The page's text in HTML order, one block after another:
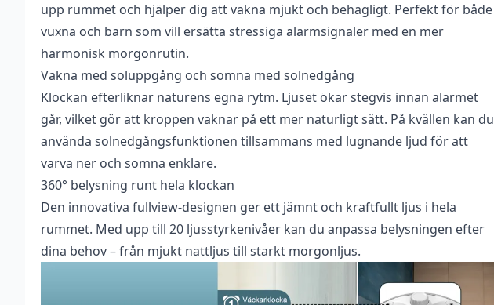
upp rummet och hjälper dig att vakna mjukt och behagligt. Perfekt för både
vuxna och barn som vill ersätta stressiga alarmsignaler med en mer
harmonisk morgonrutin.
Vakna med soluppgång och somna med solnedgång
Klockan efterliknar naturens egna rytm. Ljuset ökar stegvis innan alarmet
går, vilket gör att kroppen vaknar på ett mer naturligt sätt. På kvällen kan du
använda solnedgångsfunktionen tillsammans med lugnande ljud för att
varva ner och somna enklare.
360° belysning runt hela klockan
Den innovativa fullview-designen ger ett jämnt och kraftfullt ljus i hela
rummet. Med upp till 20 ljusstyrkenivåer kan du anpassa belysningen efter
dina behov – från mjukt nattljus till starkt morgonljus.